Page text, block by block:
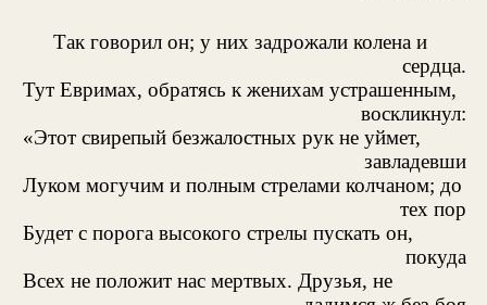
Так говорил он; у них задрожали колена и
сердца.
Тут Евримах, обратясь к женихам устрашенным,
воскликнул:
«Этот свирепый безжалостных рук не уймет,
завладевши
Луком могучим и полным стрелами колчаном; до
тех пор
Будет с порога высокого стрелы пускать он,
покуда
Всех не положит нас мертвых. Друзья, не